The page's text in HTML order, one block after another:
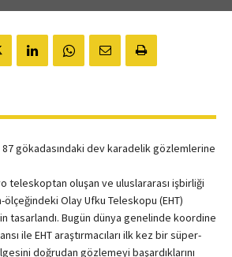
87 gökadasındaki dev karadelik gözlemlerine
teleskoptan oluşan ve uluslararası işbirliği
Olay Ufku Teleskopu (EHT)
tasarlandı. Bugün dünya genelinde koordine
ile EHT araştırmacıları ilk kez bir süper-
doğrudan gözlemeyi başardıklarını